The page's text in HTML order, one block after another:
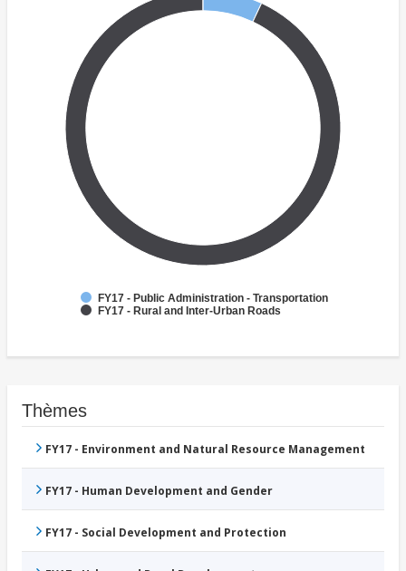
FY17 - Public Administration - Transportation
FY17 - Rural and Inter-Urban Roads
Thèmes
FY17 - Environment and Natural Resource Management
FY17 - Human Development and Gender
FY17 - Social Development and Protection